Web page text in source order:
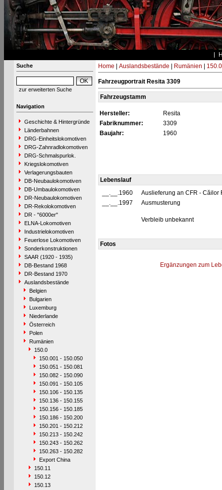
Suche
zur erweiterten Suche
Navigation
Geschichte & Hintergründe
Länderbahnen
DRG-Einheitslokomotiven
DRG-Zahnradlokomotiven
DRG-Schmalspurlok.
Kriegslokomotiven
Verlagerungsbauten
DB-Neubaulokomotiven
DB-Umbaulokomotiven
DR-Neubaulokomotiven
DR-Rekolokomotiven
DR - "6000er"
ELNA-Lokomotiven
Industrielokomotiven
Feuerlose Lokomotiven
Sonderkonstruktionen
SAAR (1920 - 1935)
DB-Bestand 1968
DR-Bestand 1970
Auslandsbestände
Belgien
Bulgarien
Luxemburg
Niederlande
Österreich
Polen
Rumänien
150.0
150.001 - 150.050
150.051 - 150.081
150.082 - 150.090
150.091 - 150.105
150.106 - 150.135
150.136 - 150.155
150.156 - 150.185
150.186 - 150.200
150.201 - 150.212
150.213 - 150.242
150.243 - 150.262
150.263 - 150.282
Export China
150.11
150.12
150.13
Home Auslandsbestände Rumänien 150.0
Fahrzeugportrait Resita 3309
Fahrzeugstamm
Hersteller:
Resita
Fabriknummer:
3309
Baujahr:
1960
Lebenslauf
__.__.1960
Auslieferung an CFR -
__.__.1997
Ausmusterung
Verbleib unbekannt
Fotos
Ergänzungen zum